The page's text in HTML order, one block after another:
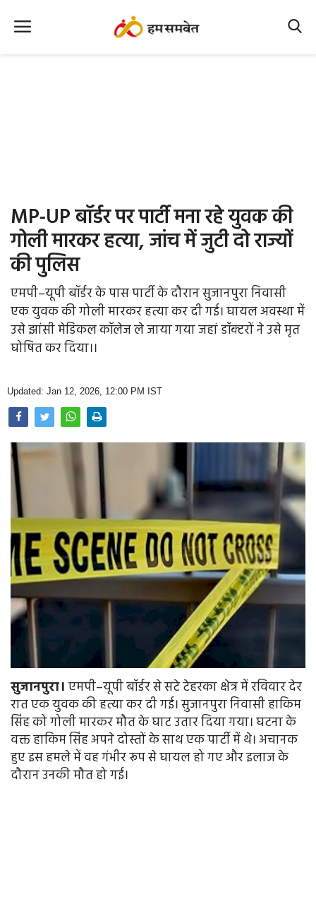
Office Office
Political Gossips
Farm & Food
Opinion
Photo Gallery
Home
MP-UP बॉर्डर पर पार्टी मना रहे युवक की
गोली मारकर हत्या, जांच में जुटी दो राज्यों
की पुलिस
एमपी–यूपी बॉर्डर के पास पार्टी के दौरान सुजानपुरा निवासी
एक युवक की गोली मारकर हत्या कर दी गई। घायल अवस्था में
उसे झांसी मेडिकल कॉलेज ले जाया गया जहां डॉक्टरों ने उसे मृत
घोषित कर दिया।।
Updated: Jan 12, 2026, 12:00 PM IST
सुजानपुरा। एमपी–यूपी बॉर्डर से सटे टेहरका क्षेत्र में रविवार देर
रात एक युवक की हत्या कर दी गई। सुजानपुरा निवासी हाकिम
सिंह को गोली मारकर मौत के घाट उतार दिया गया। घटना के
वक्त हाकिम सिंह अपने दोस्तों के साथ एक पार्टी में थे। अचानक
हुए इस हमले में वह गंभीर रूप से घायल हो गए और इलाज के
दौरान उनकी मौत हो गई।